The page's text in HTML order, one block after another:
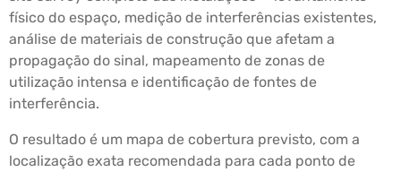
físico do espaço, medição de interferências existentes,
análise de materiais de construção que afetam a
propagação do sinal, mapeamento de zonas de
utilização intensa e identificação de fontes de
interferência.
O resultado é um mapa de cobertura previsto, com a
localização exata recomendada para cada ponto de